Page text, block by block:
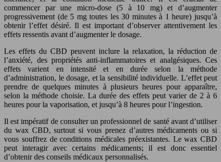
commencer par une micro-dose (5 à 10 mg) et d’augmenter
progressivement (de 5 mg toutes les 30 minutes à 1 heure) jusqu’à
obtenir l’effet désiré. Il est important d’observer attentivement les
effets ressentis avant d’augmenter le dosage.
Les effets du CBD peuvent inclure la relaxation, la réduction de
l’anxiété, des propriétés anti-inflammatoires et analgésiques. Ces
effets varient en intensité et en durée selon la méthode
d’administration, le dosage, et la sensibilité individuelle. L’effet peut
prendre de quelques minutes à plusieurs heures pour apparaître,
selon la méthode choisie. La durée des effets peut varier de 2 à 6
heures pour la vaporisation, et jusqu’à 8 heures pour l’ingestion.
Il est impératif de consulter un professionnel de santé avant d’utiliser
du wax CBD, surtout si vous prenez d’autres médicaments ou si
vous souffrez de conditions médicales préexistantes. Le wax CBD
peut interagir avec certains médicaments; il est donc essentiel
d’obtenir des conseils médicaux personnalisés.